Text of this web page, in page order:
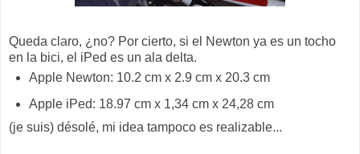
Queda claro, ¿no? Por cierto, si el Newton ya es un tocho
en la bici, el iPed es un ala delta.
Apple Newton: 10.2 cm x 2.9 cm x 20.3 cm
Apple iPed: 18.97 cm x 1,34 cm x 24,28 cm
(je suis) désolé, mi idea tampoco es realizable...